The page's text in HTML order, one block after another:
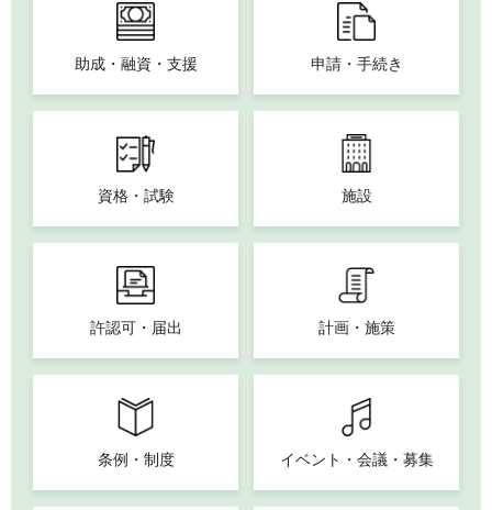
助成・融資・支援 申請・手続き
資格・試験 施設
許認可・届出 計画・施策
条例・制度 イベント・会議・募集